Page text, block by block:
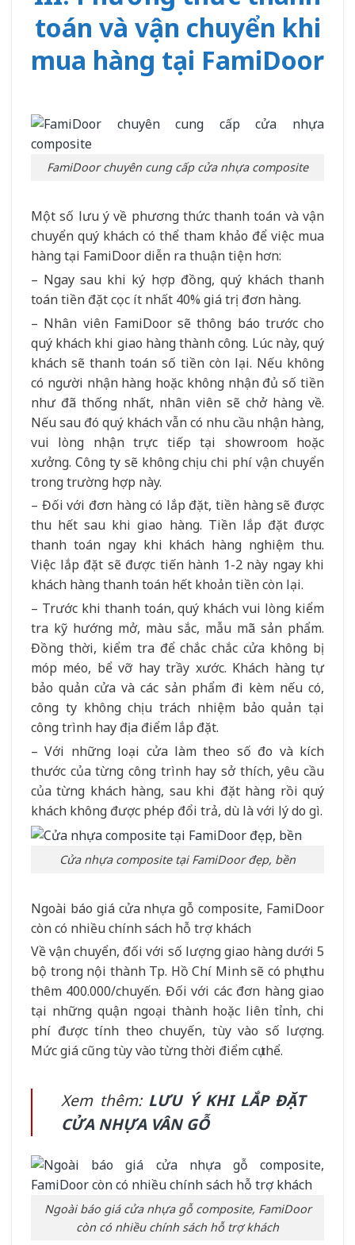
toán và vận chuyển khi
mua hàng tại FamiDoor
FamiDoor chuyên cung cấp cửa nhựa composite
Một số lưu ý về phương thức thanh toán và vận
chuyển quý khách có thể tham khảo để việc mua
hàng tại FamiDoor diễn ra thuận tiện hơn:
– Ngay sau khi ký hợp đồng, quý khách thanh
toán tiền đặt cọc ít nhất 40% giá trị đơn hàng.
– Nhân viên FamiDoor sẽ thông báo trước cho
quý khách khi giao hàng thành công. Lúc này, quý
khách sẽ thanh toán số tiền còn lại. Nếu không
có người nhận hàng hoặc không nhận đủ số tiền
như đã thống nhất, nhân viên sẽ chở hàng về.
Nếu sau đó quý khách vẫn có nhu cầu nhận hàng,
vui lòng nhận trực tiếp tại showroom hoặc
xưởng. Công ty sẽ không chịu chi phí vận chuyển
trong trường hợp này.
– Đối với đơn hàng có lắp đặt, tiền hàng sẽ được
thu hết sau khi giao hàng. Tiền lắp đặt được
thanh toán ngay khi khách hàng nghiệm thu.
Việc lắp đặt sẽ được tiến hành 1-2 này ngay khi
khách hàng thanh toán hết khoản tiền còn lại.
– Trước khi thanh toán, quý khách vui lòng kiểm
tra kỹ hướng mở, màu sắc, mẫu mã sản phẩm.
Đồng thời, kiểm tra để chắc chắc cửa không bị
móp méo, bể vỡ hay trầy xước. Khách hàng tự
bảo quản cửa và các sản phẩm đi kèm nếu có,
công ty không chịu trách nhiệm bảo quản tại
công trình hay địa điểm lắp đặt.
– Với những loại cửa làm theo số đo và kích
thước của từng công trình hay sở thích, yêu cầu
của từng khách hàng, sau khi đặt hàng rồi quý
khách không được phép đổi trả, dù là với lý do gì.
Cửa nhựa composite tại FamiDoor đẹp, bền
Ngoài báo giá cửa nhựa gỗ composite, FamiDoor
còn có nhiều chính sách hỗ trợ khách
Về vận chuyển, đối với số lượng giao hàng dưới 5
bộ trong nội thành Tp. Hồ Chí Minh sẽ có phụ thu
thêm 400.000/chuyến. Đối với các đơn hàng giao
tại những quận ngoại thành hoặc liên tỉnh, chi
phí được tính theo chuyến, tùy vào số lượng.
Mức giá cũng tùy vào từng thời điểm cụ thể.
Xem thêm: LƯU Ý KHI LẮP ĐẶT
CỬA NHỰA VÂN GỖ
Ngoài báo giá cửa nhựa gỗ composite, FamiDoor
còn có nhiều chính sách hỗ trợ khách